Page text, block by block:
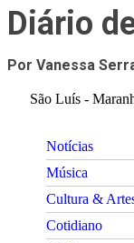
Diário
Por Vanessa
São Luís -
Notícias
Música
Cultura &
Cotidiano